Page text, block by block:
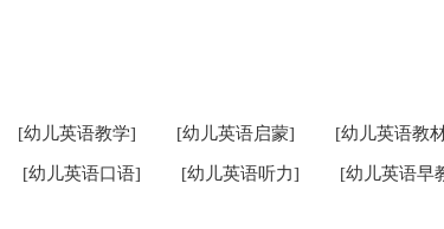
[幼儿英语教学] [幼儿英语启蒙] [幼儿英语教
[幼儿英语口语] [幼儿英语听力] [幼儿英语早